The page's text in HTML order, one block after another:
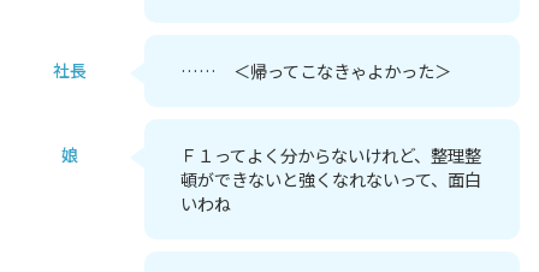
社長 …… ＜帰ってこなきゃよかった＞
娘
Ｆ１ってよく分からないけれど、整理整
頓ができないと強くなれないって、面白
いわね